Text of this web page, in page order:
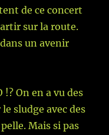
de ce concert
sur la route.
un avenir
!? On en a vu des
sludge avec des
Mais si pas